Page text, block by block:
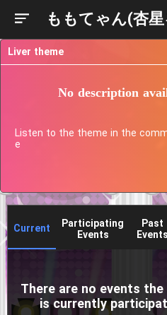
ももてゃん(杏
Current
Participating
Events
Past
Events
There are no events
is currently
Liver theme
No description
Listen to the theme in the
e